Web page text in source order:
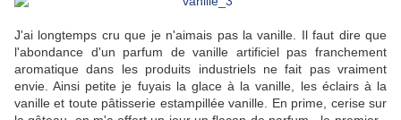
J'ai longtemps cru que je n'aimais pas la vanille. Il faut dire que
l'abondance d'un parfum de vanille artificiel pas franchement
aromatique dans les produits industriels ne fait pas vraiment
envie. Ainsi petite je fuyais la glace à la vanille, les éclairs à la
vanille et toute pâtisserie estampillée vanille. En prime, cerise sur